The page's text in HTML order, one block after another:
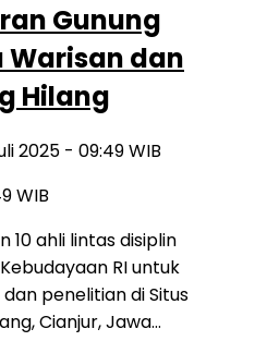
Gunung
Warisan dan
Hilang
2025 - 09:49 WIB
WIB
10 ahli lintas disiplin
RI untuk
penelitian di Situs
Cianjur, Jawa…